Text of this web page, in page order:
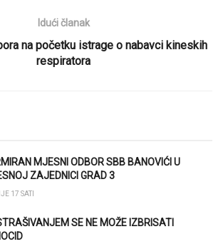
Idući članak
na početku istrage o nabavci kineskih
respiratora
MJESNI ODBOR SBB BANOVIĆI U
ZAJEDNICI GRAD 3
17 SATI
SE NE MOŽE IZBRISATI